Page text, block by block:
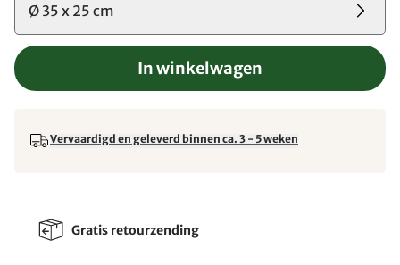
Ø 35 x 25 cm
In winkelwagen
Vervaardigd en geleverd binnen ca. 3 - 5 weken
Gratis retourzending